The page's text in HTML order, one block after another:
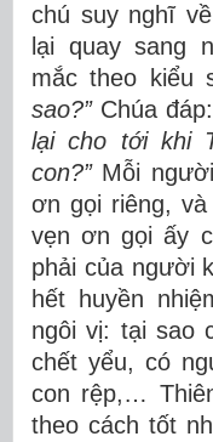
chú suy nghĩvề
ại quay sang
mắc theo kiểu
sao?”Chúađáp:
lại cho tới khi
con?”Mỗi người
ơn gọi riêng, và
vẹnơn gọiấy c
phải của người
hết huyền nhiệ
ngôi vị: tại sao
chết yểu, cóng
con rệp,…
theo cách tốt nh